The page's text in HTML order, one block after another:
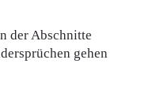
der Abschnitte
gehen